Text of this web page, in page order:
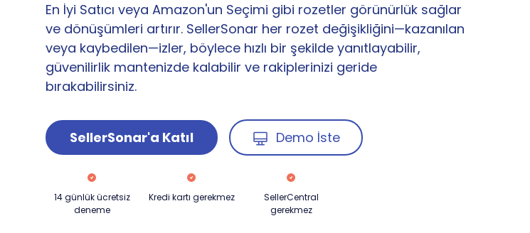
En İyi Satıcı veya Amazon'un Seçimi gibi rozetler görünürlük sağlar
ve dönüşümleri artırır. SellerSonar her rozet değişikliğini—kazanılan
veya kaybedilen—izler, böylece hızlı bir şekilde yanıtlayabilir,
güvenilirlik mantenizde kalabilir ve rakiplerinizi geride
bırakabilirsiniz.
SellerSonar'a Katıl Demo İste
14 günlük ücretsiz
deneme
Kredi kartı gerekmez
SellerCentral
gerekmez